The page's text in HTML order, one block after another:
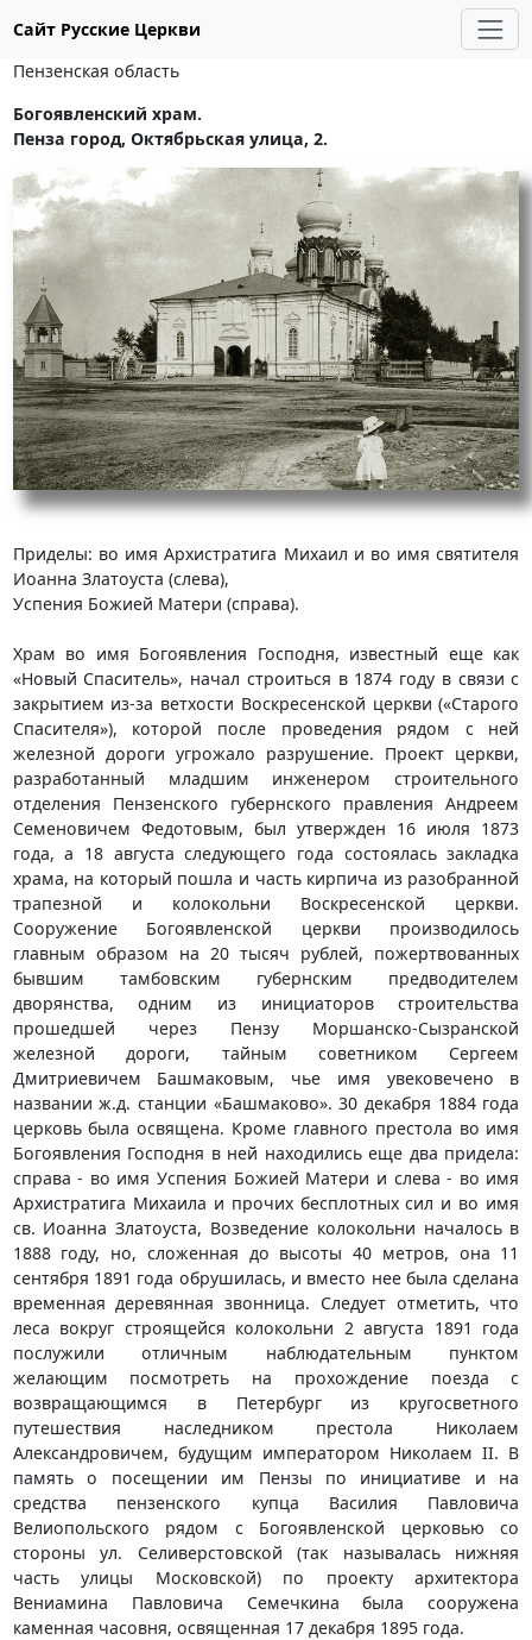
Сайт Русские Церкви
Пензенская область
Богоявленский храм.
Пенза город, Октябрьская улица, 2.
Приделы: во имя Архистратига Михаил и во имя святителя
Иоанна Златоуста (слева),
Успения Божией Матери (справа).
Храм во имя Богоявления Господня, известный еще как
«Новый Спаситель», начал строиться в 1874 году в связи с
закрытием из-за ветхости Воскресенской церкви («Старого
Спасителя»), которой после проведения рядом с ней
железной дороги угрожало разрушение. Проект церкви,
разработанный младшим инженером строительного
отделения Пензенского губернского правления Андреем
Семеновичем Федотовым, был утвержден 16 июля 1873
года, а 18 августа следующего года состоялась закладка
храма, на который пошла и часть кирпича из разобранной
трапезной и колокольни Воскресенской церкви.
Сооружение Богоявленской церкви производилось
главным образом на 20 тысяч рублей, пожертвованных
бывшим тамбовским губернским предводителем
дворянства, одним из инициаторов строительства
прошедшей через Пензу Моршанско-Сызранской
железной дороги, тайным советником Сергеем
Дмитриевичем Башмаковым, чье имя увековечено в
названии ж.д. станции «Башмаково». 30 декабря 1884 года
церковь была освящена. Кроме главного престола во имя
Богоявления Господня в ней находились еще два придела:
справа - во имя Успения Божией Матери и слева - во имя
Архистратига Михаила и прочих бесплотных сил и во имя
св. Иоанна Златоуста, Возведение колокольни началось в
1888 году, но, сложенная до высоты 40 метров, она 11
сентября 1891 года обрушилась, и вместо нее была сделана
временная деревянная звонница. Следует отметить, что
леса вокруг строящейся колокольни 2 августа 1891 года
послужили отличным наблюдательным пунктом
желающим посмотреть на прохождение поезда с
возвращающимся в Петербург из кругосветного
путешествия наследником престола Николаем
Александровичем, будущим императором Николаем II. В
память о посещении им Пензы по инициативе и на
средства пензенского купца Василия Павловича
Велиопольского рядом с Богоявленской церковью со
стороны ул. Селиверстовской (так называлась нижняя
часть улицы Московской) по проекту архитектора
Вениамина Павловича Семечкина была сооружена
каменная часовня, освященная 17 декабря 1895 года.